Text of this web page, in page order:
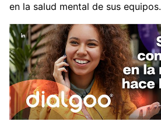
en la salud mental de sus equipos.